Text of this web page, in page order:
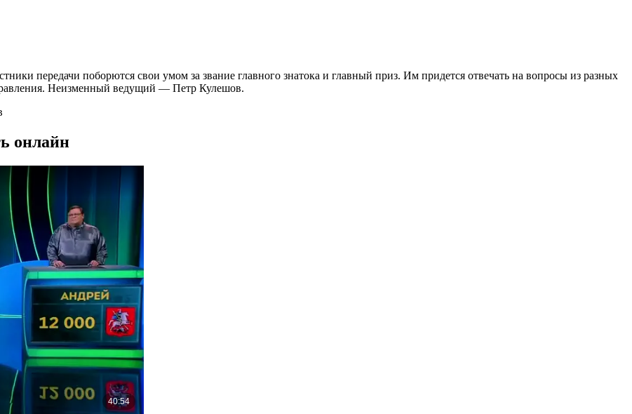
передачи поборются свои умом за звание главного знатока и главный приз. Им придется отвечать на вопросы из разных
Неизменный ведущий — Петр Кулешов.
онлайн